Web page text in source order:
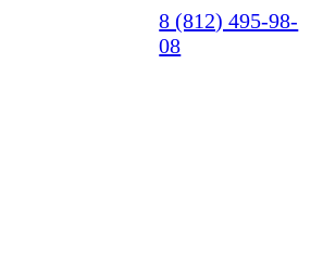
8 (812) 495-98-
08